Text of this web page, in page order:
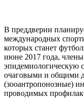
В преддверии
международных
которых станет
июне 2017 года,
эпидемиологическую
очаговыми и общими
(зооантропонозные)
проводимых